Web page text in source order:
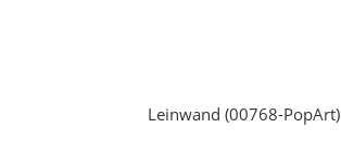
Leinwand (00768-PopArt)